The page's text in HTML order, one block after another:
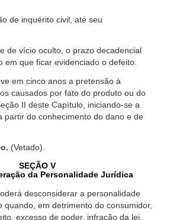
de inquérito civil, até seu
de vício oculto, o prazo decadencial
em que ficar evidenciado o defeito.
em cinco anos a pretensão à
causados por fato do produto ou do
II deste Capítulo, iniciando-se a
partir do conhecimento do dano e de
(Vetado).
SEÇÃO V
da Personalidade Jurídica
desconsiderar a personalidade
quando, em detrimento do consumidor,
excesso de poder, infração da lei,